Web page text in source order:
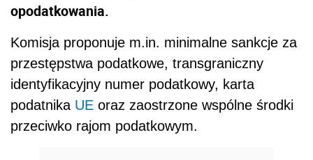
opodatkowania.
Komisja proponuje m.in. minimalne sankcje za
przestępstwa podatkowe, transgraniczny
identyfikacyjny numer podatkowy, karta
podatnika UE oraz zaostrzone wspólne środki
przeciwko rajom podatkowym.